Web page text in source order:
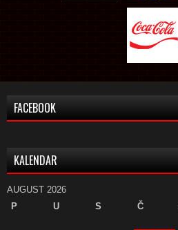
FACEBOOK
KALENDAR
AUGUST 2026
P
U S Č